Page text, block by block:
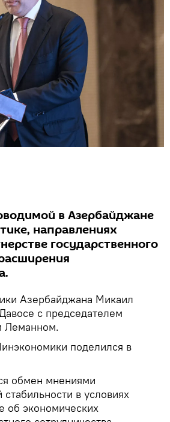
в Азербайджане
направлениях
государственного
Азербайджана Микаил
с председателем
Леманном.
поделился в
обмен мнениями
в условиях
об экономических